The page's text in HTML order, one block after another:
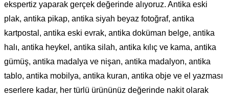
ekspertiz yaparak gerçek değerinde alıyoruz. Antika eski
plak, antika pikap, antika siyah beyaz fotoğraf, antika
kartpostal, antika eski evrak, antika doküman belge, antika
halı, antika heykel, antika silah, antika kılıç ve kama, antika
gümüş, antika madalya ve nişan, antika madalyon, antika
tablo, antika mobilya, antika kuran, antika obje ve el yazması
eserlere kadar, her türlü ürününüz değerinde nakit olarak